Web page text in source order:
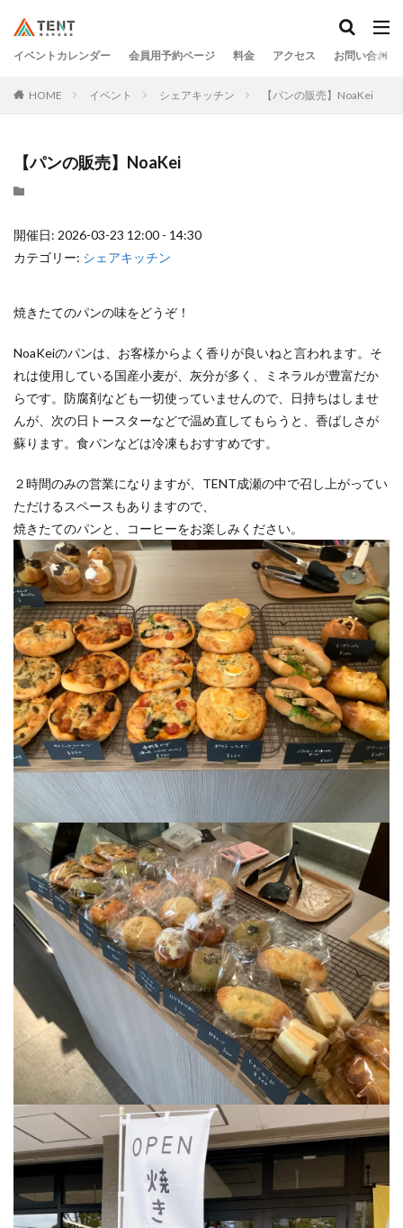
イベントカレンダー 会員用予約ページ 料金 アクセス お問い合わせ
HOME イベント シェアキッチン 【パンの販売】NoaKei
【パンの販売】NoaKei
開催日: 2026-03-23 12:00 - 14:30
カテゴリー: シェアキッチン
焼きたてのパンの味をどうぞ！
NoaKeiのパンは、お客様からよく香りが良いねと言われます。そ
れは使用している国産小麦が、灰分が多く、ミネラルが豊富だか
らです。防腐剤なども一切使っていませんので、日持ちはしませ
んが、次の日トースターなどで温め直してもらうと、香ばしさが
蘇ります。食パンなどは冷凍もおすすめです。
２時間のみの営業になりますが、TENT成瀬の中で召し上がってい
ただけるスペースもありますので、
焼きたてのパンと、コーヒーをお楽しみください。